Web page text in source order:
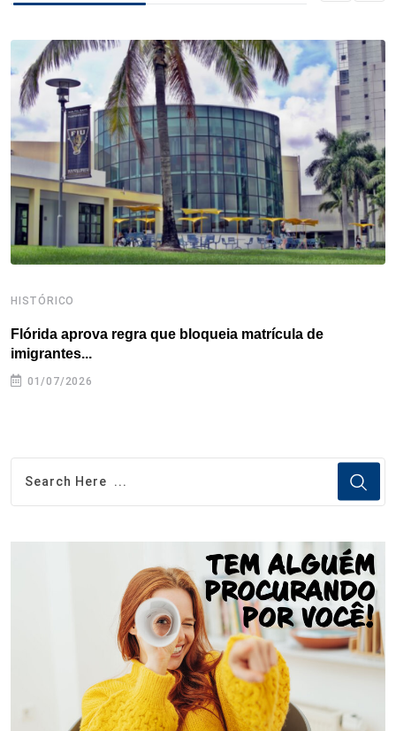
o
o
k
r
d
I
n
e
s
d
s
A
p
p
HISTÓRICO
Flórida aprova regra que bloqueia matrícula de
imigrantes...
01/07/2026